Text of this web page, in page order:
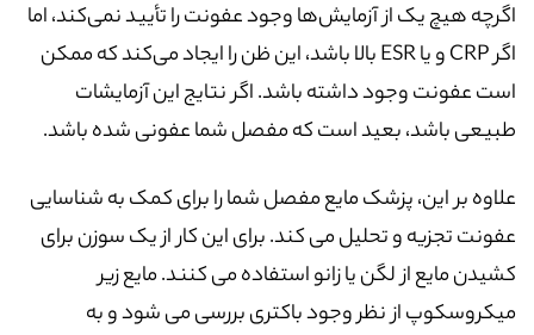
اگرچه هیچ یک از آزمایش‌ها وجود عفونت را تأیید نمی‌کند، اما
اگر CRP و یا ESR بالا باشد، این ظن را ایجاد می‌کند که ممکن
است عفونت وجود داشته باشد. اگر نتایج این آزمایشات
طبیعی باشد، بعید است که مفصل شما عفونی شده باشد.
علاوه بر این، پزشک مایع مفصل شما را برای کمک به شناسایی
عفونت تجزیه و تحلیل می کند. برای این کار از یک سوزن برای
کشیدن مایع از لگن یا زانو استفاده می کنند. مایع زیر
میکروسکوپ از نظر وجود باکتری بررسی می شود و به